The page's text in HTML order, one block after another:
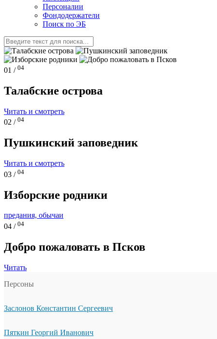
Персоналии
Фондодержатели
Поиск по ЭБ
01 / 04
Талабские острова
Читать и смотреть
02 / 04
Пушкинский заповедник
Читать и смотреть
03 / 04
Изборские родники
предания, обычаи
04 / 04
Добро пожаловать в Псков
Читать
Персоны
Заслонов Константин Сергеевич
Пяткин Георгий Иванович